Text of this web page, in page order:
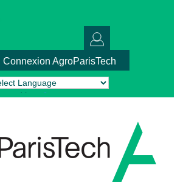
Connexion AgroParisTech
by Translate